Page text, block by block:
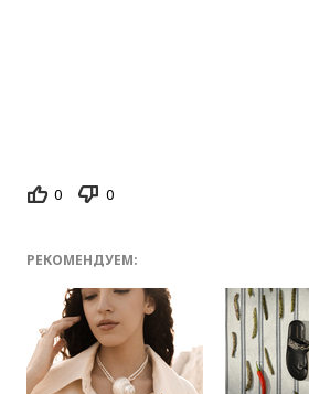
0 0
РЕКОМЕНДУЕМ: